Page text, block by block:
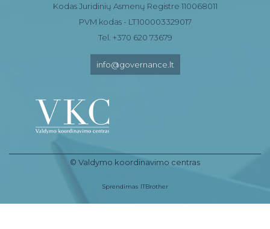
Kodas Juridinių Asmenų Registre 110068011
PVM kodas - LT100003329017
Tel. +370 620 73679
info@governance.lt
© Valdymo koordinavimo centras
Sprendimas ITBrother